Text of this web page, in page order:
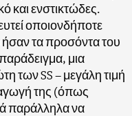
και ενστικτώδες.
οποιονδήποτε
τα προσόντα του
μια
των SS – μεγάλη τιμή
της (όπως
παράλληλα να